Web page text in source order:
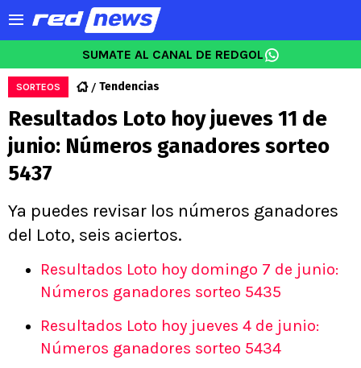
SUMATE AL CANAL DE REDGOL
SORTEOS Tendencias
Resultados Loto hoy jueves 11 de
junio: Números ganadores sorteo
5437
Ya puedes revisar los números ganadores
del Loto, seis aciertos.
Resultados Loto hoy domingo 7 de junio:
Números ganadores sorteo 5435
Resultados Loto hoy jueves 4 de junio:
Números ganadores sorteo 5434